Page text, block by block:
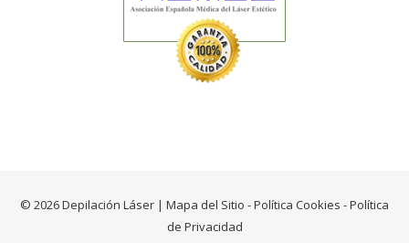
© 2026 Depilación Láser | Mapa del Sitio -Política Cookies -Política
de Privacidad